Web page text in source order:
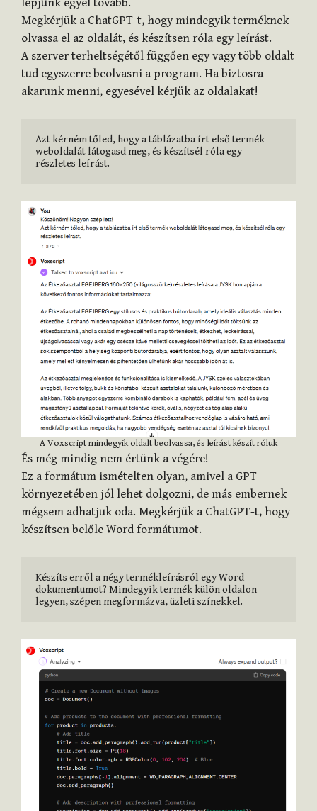
lépjünk egyel tovább.
Megkérjük a ChatGPT-t, hogy mindegyik terméknek
olvassa el az oldalát, és készítsen róla egy leírást.
A szerver terheltségétől függően egy vagy több oldalt
tud egyszerre beolvasni a program. Ha biztosra
akarunk menni, egyesével kérjük az oldalakat!
Azt kérném tőled, hogy a táblázatba írt első termék
weboldalát látogasd meg, és készítsél róla egy
részletes leírást.
A Voxscript mindegyik oldalt beolvassa, és leírást készít róluk
És még mindig nem értünk a végére!
Ez a formátum ismételten olyan, amivel a GPT
környezetében jól lehet dolgozni, de más embernek
mégsem adhatjuk oda. Megkérjük a ChatGPT-t, hogy
készítsen belőle Word formátumot.
Készíts erről a négy termékleírásról egy Word
dokumentumot? Mindegyik termék külön oldalon